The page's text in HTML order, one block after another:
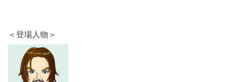
＜登場人物＞